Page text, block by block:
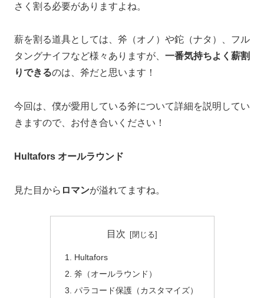
さく割る必要がありますよね。
薪を割る道具としては、斧（オノ）や鉈（ナタ）、フル
タングナイフなど様々ありますが、 一番気持ちよく薪割
りできるのは、斧だと思います！
今回は、僕が愛用している斧について詳細を説明してい
きますので、お付き合いください！
Hultafors オールラウンド
見た目から ロマンが溢れてますね。
目次
Hultafors
斧（オールラウンド）
パラコード保護（カスタマイズ）